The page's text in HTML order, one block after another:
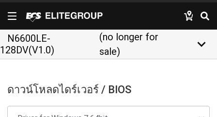
N6600LE-
128DV(V1.0)
(no longer for
sale)
keyboard_arrow_down
ดาวน์โหลดไดร์เวอร์ / BIOS